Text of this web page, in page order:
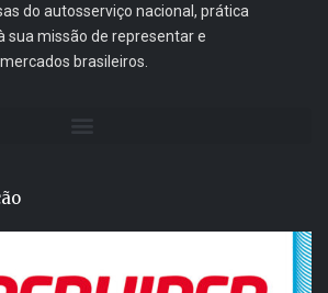
do autosserviço nacional, prática
sua missão de representar e
brasileiros.